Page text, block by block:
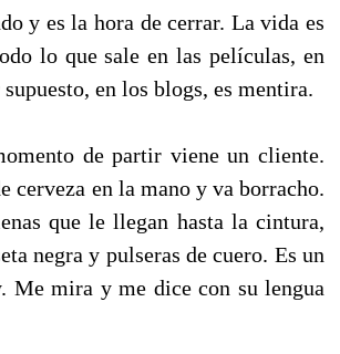
y es la hora de cerrar. La vida es
lo que sale en las películas, en
en los blogs, es mentira.
de partir viene un cliente.
cerveza en la mano y va borracho.
que le llegan hasta la cintura,
negra y pulseras de cuero. Es un
Me mira y me dice con su lengua